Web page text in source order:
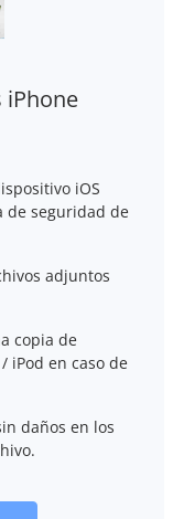
iPhone
iOS
de seguridad de
adjuntos
copia de
iPod en caso de
daños en los